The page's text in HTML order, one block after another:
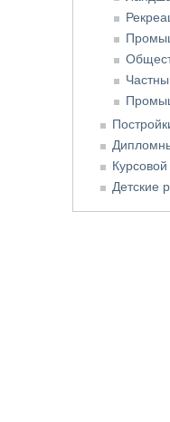
Курсовой
Детские